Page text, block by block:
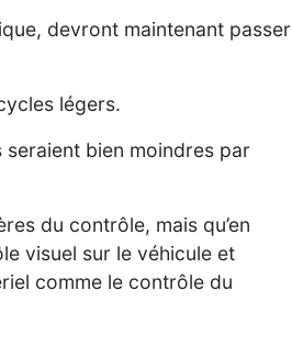
devront maintenant passer
légers.
seraient bien moindres par
du contrôle, mais qu’en
visuel sur le véhicule et
comme le contrôle du